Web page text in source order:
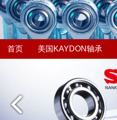
首页 美国KAYDON轴承